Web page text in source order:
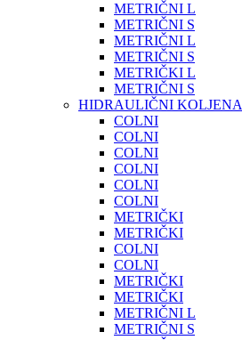
METRIČNI L
METRIČNI S
METRIČNI L
METRIČNI S
METRIČKI L
METRIČNI S
HIDRAULIČNI KOLJENA
COLNI
COLNI
COLNI
COLNI
COLNI
COLNI
METRIČKI
METRIČKI
COLNI
COLNI
METRIČKI
METRIČKI
METRIČNI L
METRIČNI S